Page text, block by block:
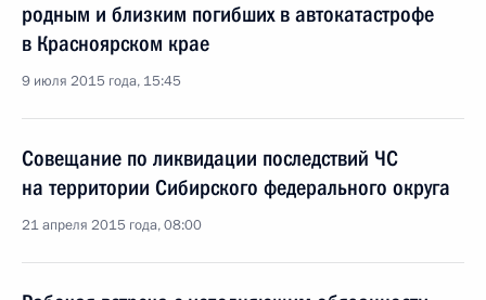
родным и близким погибших в автокатастрофе
в Красноярском крае
9 июля 2015 года, 15:45
Совещание по ликвидации последствий ЧС
на территории Сибирского федерального округа
21 апреля 2015 года, 08:00